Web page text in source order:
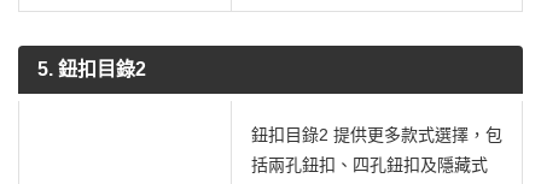
5. 鈕扣目錄2
鈕扣目錄2 提供更多款式選擇，包
括兩孔鈕扣、四孔鈕扣及隱藏式